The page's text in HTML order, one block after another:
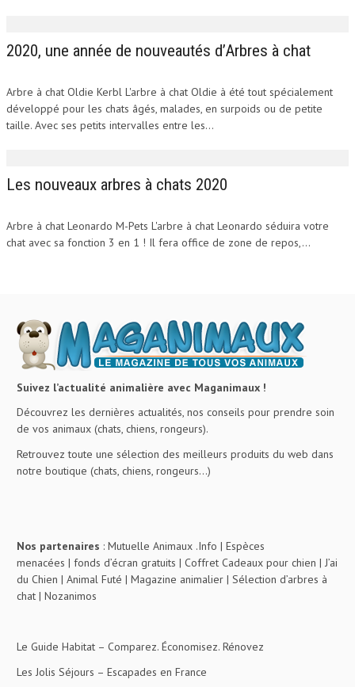
2020, une année de nouveautés d’Arbres à chat
Arbre à chat Oldie Kerbl L'arbre à chat Oldie à été tout spécialement
développé pour les chats âgés, malades, en surpoids ou de petite
taille. Avec ses petits intervalles entre les...
Les nouveaux arbres à chats 2020
Arbre à chat Leonardo M-Pets L'arbre à chat Leonardo séduira votre
chat avec sa fonction 3 en 1 ! Il fera office de zone de repos,...
Suivez l’actualité animalière avec Maganimaux !
Découvrez les dernières actualités, nos conseils pour prendre soin
de vos animaux (chats, chiens, rongeurs).
Retrouvez toute une sélection des meilleurs produits du web dans
notre boutique (chats, chiens, rongeurs…)
Nos partenaires : Mutuelle Animaux .Info | Espèces
menacées | fonds d’écran gratuits | Coffret Cadeaux pour chien | J’ai
du Chien | Animal Futé | Magazine animalier | Sélection d’arbres à
chat | Nozanimos
Le Guide Habitat – Comparez. Économisez. Rénovez
Les Jolis Séjours – Escapades en France